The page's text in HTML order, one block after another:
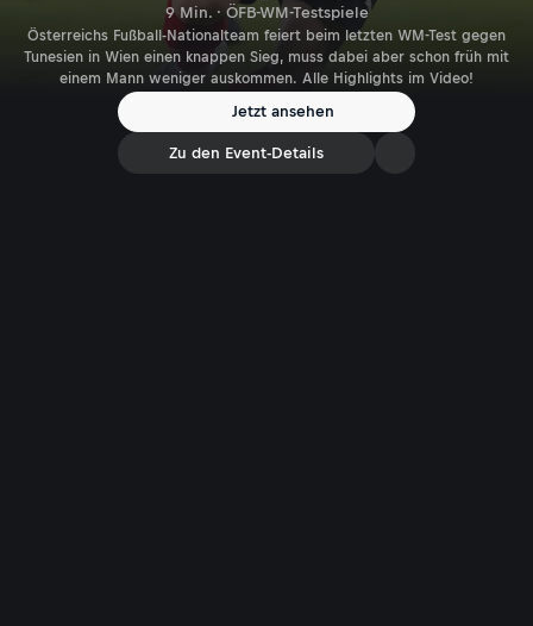
9 Min. · ÖFB-WM-Testspiele
Österreichs Fußball-Nationalteam feiert beim letzten WM-Test gegen
Tunesien in Wien einen knappen Sieg, muss dabei aber schon früh mit
einem Mann weniger auskommen. Alle Highlights im Video!
Jetzt ansehen
Zu den Event-Details